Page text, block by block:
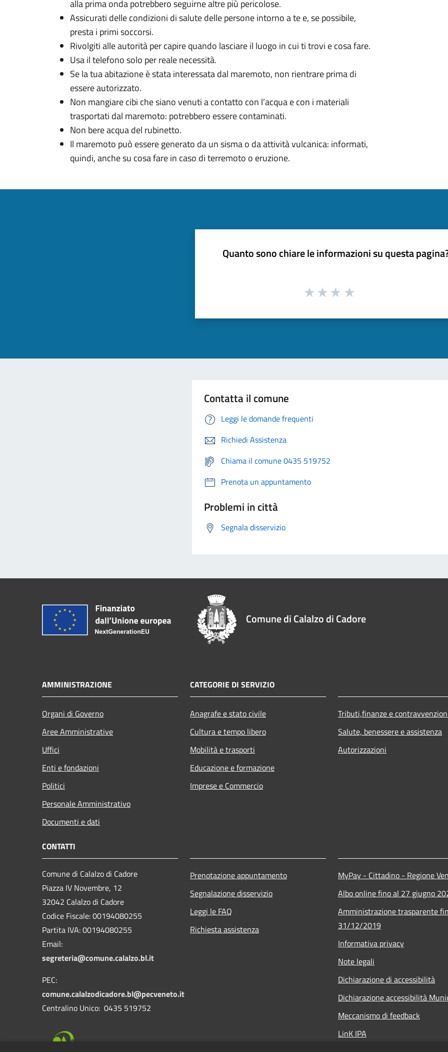
alla prima onda potrebbero seguirne altre più pericolose.
Assicurati delle condizioni di salute delle persone intorno a te e, se possibile,
presta i primi soccorsi.
Rivolgiti alle autorità per capire quando lasciare il luogo in cui ti trovi e cosa fare.
Usa il telefono solo per reale necessità.
Se la tua abitazione è stata interessata dal maremoto, non rientrare prima di
essere autorizzato.
Non mangiare cibi che siano venuti a contatto con l’acqua e con i materiali
trasportati dal maremoto: potrebbero essere contaminati.
Non bere acqua del rubinetto.
Il maremoto può essere generato da un sisma o da attività vulcanica: informati,
quindi, anche su cosa fare in caso di terremoto o eruzione.
Quanto sono chiare le informazioni su questa
Contatta il comune
Leggi le domande frequenti
Richiedi Assistenza
Chiama il comune 0435 519752
Prenota un appuntamento
Problemi in città
Segnala disservizio
Comune di Calalzo di Cadore
AMMINISTRAZIONE
Organi di Governo
Aree Amministrative
Uffici
Enti e fondazioni
Politici
Personale Amministrativo
Documenti e dati
CATEGORIE DI SERVIZIO
Anagrafe e stato civile
Cultura e tempo libero
Mobilità e trasporti
Educazione e formazione
Imprese e Commercio
Tributi,finanze e
Salute, benessere e assistenza
Autorizzazioni
CONTATTI
Comune di Calalzo di Cadore
Piazza IV Novembre, 12
32042 Calalzo di Cadore
Codice Fiscale: 00194080255
Partita IVA: 00194080255
Email:
segreteria@comune.calalzo.bl.it
PEC:
comune.calalzodicadore.bl@pecveneto.it
Centralino Unico: 0435 519752
Prenotazione appuntamento
Segnalazione disservizio
Leggi le FAQ
Richiesta assistenza
MyPay - Cittadino - Regione
Albo online fino al 27 giugno
Amministrazione trasparente
31/12/2019
Informativa privacy
Note legali
Dichiarazione di accessibilità
Dichiarazione accessibilità
Meccanismo di feedback
LinK IPA